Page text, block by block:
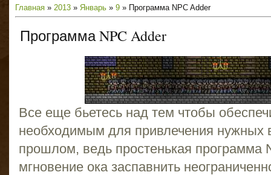
Главная » 2013 » Январь » 9 » Программа NPC Adder
Программа NPC Adder
Все еще бьетесь над тем чтобы
необходимым для привлечения нужных
прошлом, ведь простенькая программа
мгновение ока заспавнить